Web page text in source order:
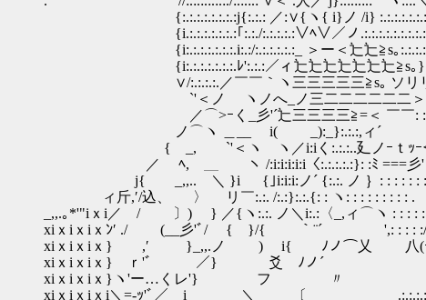
{:.:.:.:.:.:.:.:j{:.:.: ／:∨{ヽ{ i}ノ /i} :.:.:.:.:.:.:.:. ＼
{i.:.:.:.:.:.:.:｢:.:./:.:.:.:.:∨ﾍ∨／ノ.:.:.:.:.:.:.:.:.:.:.:.:.:
{i:.:.:.:.:.:.:.i:.:/:.:.:.:.:.:_ ＞ー＜辷辷≧s｡
{i:.:.:.:.:.:.:.ﾚ':.:.:／ィ辷辷辷辷辷辷辷≧s｡} }i }
∨/:.:.:.:.／￣￣｀ヽ三三三三三≧s｡ ソリリ
`'＜ノ ヽノへ_ノ三二二二二二二＞'’)>､ｰ
／⌒>ｰく_彡'´辷三三三三≧=＜ ￣￣: :}i｀ヽ
ノ⌒ヽ ＿__ i( _):_}:.:.:,ィ´ ｀ヽ
{ _, `'＜ヽ ヽ／i:iく:.:.:..廴ノｰｔｯｰ＜⌒ヽ: :
／ ﾍ, ＿ ヽ /:i:i:i:i:i〈:.:.:.:.:}: :ﾐ ===彡' : : : :
j{ _,,.. ＼ }i {｣i:i:i:ノ´ {:.:. ノ ｝: : : : : : : :/ { i :
ィ斤,′/込、 〉 リ￣:.:. /:.:}:.:.{: : ヽ: : : : : : : : : . j
_,,.｡*'"iｘi／ / 〕) } ／{ヽ:.:. ノ＼i:.:〈_,ィ⌒ヽ : : :
xiｘiｘiｘﾝ′ ./ (__彡'ﾞ/ { }/{ ｀¨´ ',: : : : :/ ｲヽ
xiｘiｘiｘ} ,′ }_,,.ノ ) i{ ﾉノ⌒乂 八(ｰ'"´
xiｘiｘiｘ} ｒ'ﾞ ／} 爻 ﾉノ´ .: :
xiｘiｘiｘ}ヽ'ー…くレ'} フ 〃 .:.:.:) .:)
xiｘiｘiｘi＼=‐ｯ'ﾞ／ i ＼ 〔 .:.:.:.:} 从